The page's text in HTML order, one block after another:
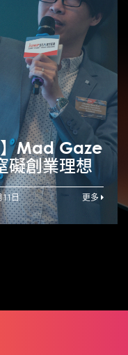
】Mad Gaze
礙創業理想
11日 更多